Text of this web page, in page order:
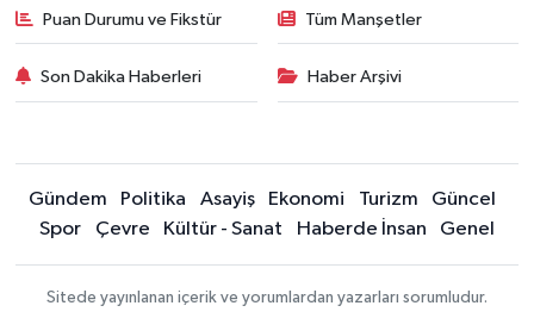
Puan Durumu ve Fikstür Tüm Manşetler
Son Dakika Haberleri Haber Arşivi
Gündem Politika Asayiş Ekonomi Turizm
Güncel
Spor
Çevre Kültür - Sanat Haberde İnsan Genel
Sitede yayınlanan içerik ve yorumlardan yazarları sorumludur.